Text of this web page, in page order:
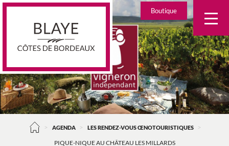
Skip
Boutique
> AGENDA > LES RENDEZ-VOUS ŒNOTOURISTIQUES >
PIQUE-NIQUE AU CHÂTEAU LES MILLARDS